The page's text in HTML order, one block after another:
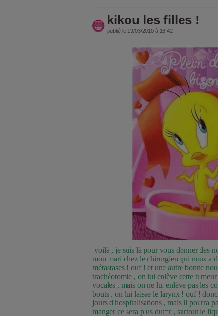
kikou les filles !
publié le 19/03/2010 à 18:42
voilà , je suis là pour vous donner des
mon mari chez le chirurgien qui nous a
métastases ! ouf ! et une autre bonne
trachéotomie , on lui enlève cette
vocales , mais on ne lui enlève pas les
bouts , on lui laisse le larynx ! ouf !
jours d'hospitalisations , mais il pourra
manger ce sera plus dut=r , surtout le